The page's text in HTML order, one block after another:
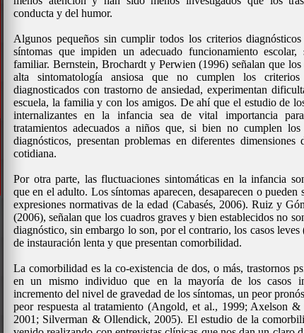
conducta y del humor.
Algunos pequeños sin cumplir todos los criterios diagnósticos
síntomas que impiden un adecuado funcionamiento escolar,
familiar. Bernstein, Brochardt y Perwien (1996) señalan que los
alta sintomatología ansiosa que no cumplen los
diagnosticados con trastorno de ansiedad, experimentan
escuela, la familia y con los amigos. De ahí que el estudio de
internalizantes en la infancia sea de vital importancia
tratamientos adecuados a niños que, si bien no cumplen los
diagnósticos, presentan problemas en diferentes dimensiones
cotidiana.
Por otra parte, las fluctuaciones sintomáticas en la infancia
que en el adulto. Los síntomas aparecen, desaparecen o pueden
expresiones normativas de la edad (Cabasés, 2006). Ruiz y
(2006), señalan que los cuadros graves y bien establecidos no
diagnóstico, sin embargo lo son, por el contrario, los casos leves
de instauración lenta y que presentan comorbilidad.
La comorbilidad es la co-existencia de dos, o más, trastornos
en un mismo individuo que en la mayoría de los casos
incremento del nivel de gravedad de los síntomas, un peor
peor respuesta al tratamiento (Angold, et al., 1999; Axelson &
2001; Silverman & Ollendick, 2005). El estudio de la